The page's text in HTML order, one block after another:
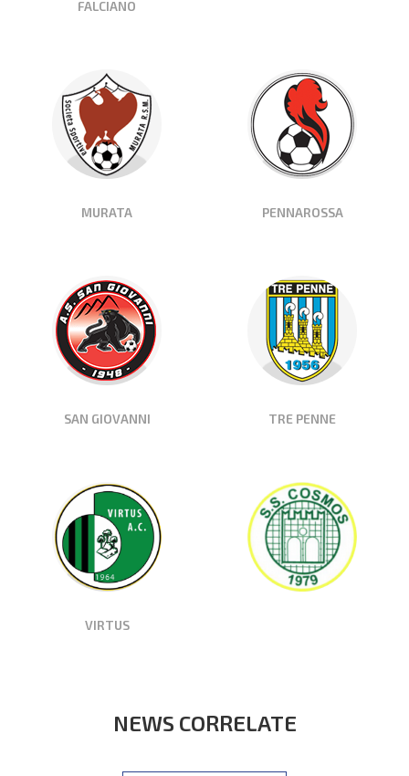
FALCIANO
MURATA PENNAROSSA
SAN GIOVANNI TRE PENNE
VIRTUS
NEWS CORRELATE